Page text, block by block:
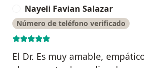
Nayeli Favian Salazar
Número de teléfono verificado
El Dr. Es muy amable,